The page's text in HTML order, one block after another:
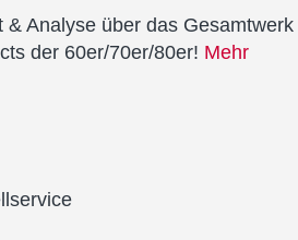
& Analyse über das Gesamtwerk
der 60er/70er/80er! Mehr